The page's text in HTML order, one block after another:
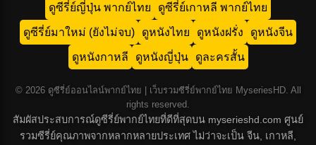
ดูซีรี่ย์ญี่ปุ่น พากย์ไทย ดูซีรี่ย์เกาหลี พากย์ไทย
ดูซีรี่ย์มาใหม่ (ยังไม่จบ) ดูหนังไทย ดูหนังฝรั่ง ดูหนังจีน
ดูหนังกาหลี ดูหนังญี่ปุ่น ดูละครสั้น
© 2026 ดูซีรี่ย์ออนไลน์พากย์ไทย | เว็บรวมซีรี่ย์พากย์ไทย MyseriesHD. All
rights reserved.
สัมผัสประสบการณ์ดูซีรี่ย์พากย์ไทยที่ดีที่สุดบน myserieshd.com ศูนย์
รวมซีรี่ย์คุณภาพจากหลากหลายประเทศ ไม่ว่าจะเป็น จีน, เกาหลี,